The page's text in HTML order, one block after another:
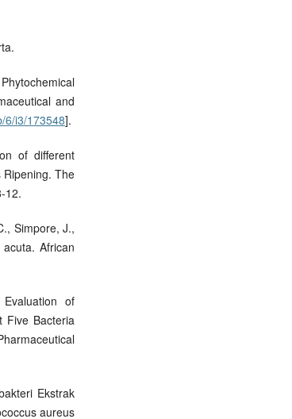
and
6/i3/173548].
of different
Ripening. The
12.
Simpore, J.,
African
of
Five Bacteria
Ekstrak
aureus